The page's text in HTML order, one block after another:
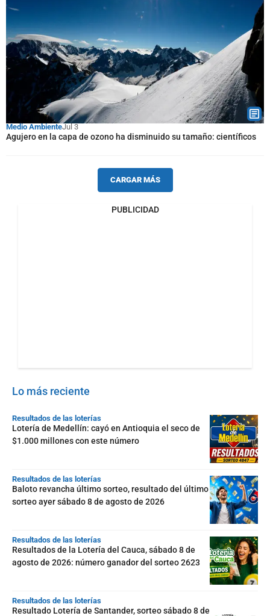
Medio AmbienteJul 3
Agujero en la capa de ozono ha disminuido su tamaño: científicos
CARGAR MÁS
PUBLICIDAD
Lo más reciente
Resultados de las loterías
Lotería de Medellín: cayó en Antioquia el seco de
$1.000 millones con este número
Resultados de las loterías
Baloto revancha último sorteo, resultado del último
sorteo ayer sábado 8 de agosto de 2026
Resultados de las loterías
Resultados de la Lotería del Cauca, sábado 8 de
agosto de 2026: número ganador del sorteo 2623
Resultados de las loterías
Resultado Lotería de Santander, sorteo sábado 8 de